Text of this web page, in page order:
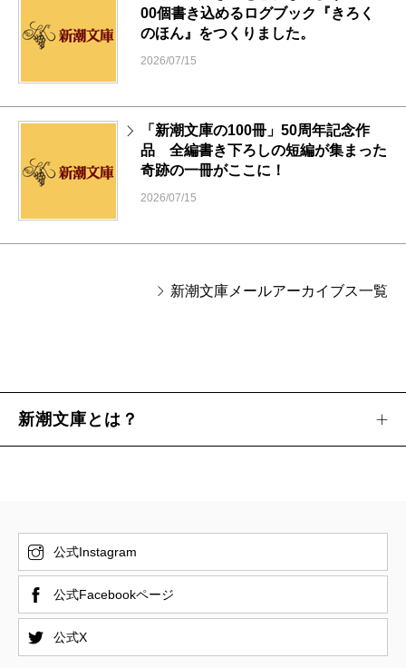
00個書き込めるログブック『きろく
のほん』をつくりました。
2026/07/15
「新潮文庫の100冊」50周年記念作
品 全編書き下ろしの短編が集まった
奇跡の一冊がここに！
2026/07/15
新潮文庫メールアーカイブス一覧
新潮文庫とは？
公式Instagram
公式Facebookページ
公式X